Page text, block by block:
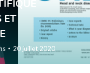
ET
20 juillet 2020